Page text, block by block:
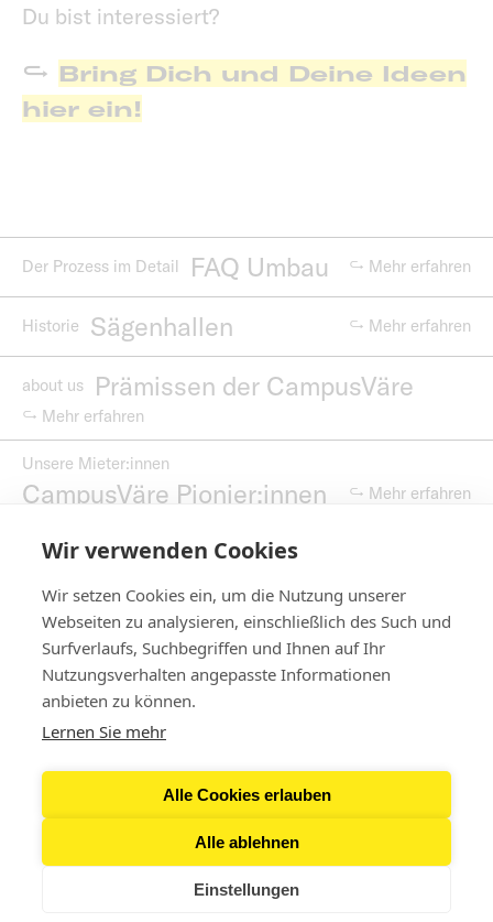
Wir verwenden Cookies
Wir setzen Cookies ein, um die Nutzung unserer
Webseiten zu analysieren, einschließlich des Such und
Surfverlaufs, Suchbegriffen und Ihnen auf Ihr
Nutzungsverhalten angepasste Informationen
anbieten zu können.
Lernen Sie mehr
Alle Cookies erlauben
Alle ablehnen
Einstellungen
Du bist interessiert?
Bring Dich und Deine Ideen
hier ein!
Der Prozess im Detail FAQ Umbau ↪ Mehr erfahren
Historie Sägenhallen ↪ Mehr erfahren
about us Prämissen der CampusVäre
↪ Mehr erfahren
Unsere Mieter:innen
CampusVäre Pionier:innen ↪ Mehr erfahren
geh mit uns CampusVührungen
Kontakt
Presse
Impressum